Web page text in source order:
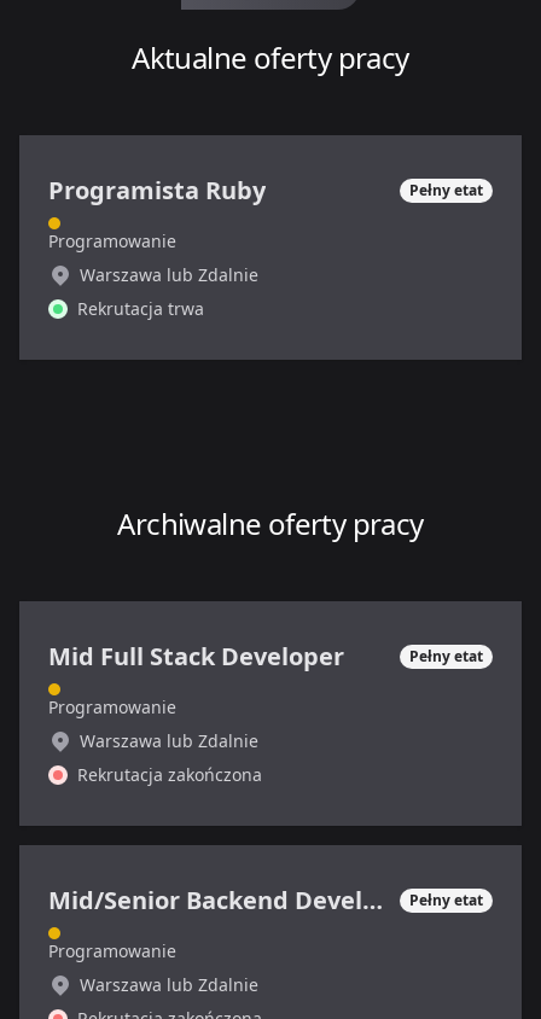
Aktualne oferty pracy
Programista Ruby Pełny etat
Programowanie
Warszawa lub Zdalnie
Rekrutacja trwa
Archiwalne oferty pracy
Mid Full Stack Developer Pełny etat
Programowanie
Warszawa lub Zdalnie
Rekrutacja zakończona
Mid/Senior Backend Developer Pełny etat
Programowanie
Warszawa lub Zdalnie